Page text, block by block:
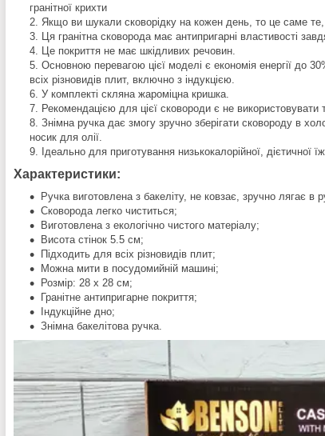
гранітної крихти
Якщо ви шукали сковорідку на кожен день, то це саме
Ця гранітна сковорода має антипригарні властивості
Це покриття не має шкідливих речовин.
Основною перевагою цієї моделі є економія енергії до
всіх різновидів плит, включно з індукцією.
У комплекті скляна жароміцна кришка.
Рекомендацією для цієї сковороди є не
Знімна ручка дає змогу зручно зберігати сковороду в
носик для олії.
Ідеально для приготування низькокалорійної, дієтичної
Характеристики:
Ручка виготовлена з бакеліту, не ковзає, зручно лягає в
Сковорода легко чиститься;
Виготовлена з екологічно чистого матеріалу;
Висота стінок 5.5 см;
Підходить для всіх різновидів плит;
Можна мити в посудомийній машині;
Розмір: 28 х 28 см;
Гранітне антипригарне покриття;
Індукційне дно;
Знімна бакелітова ручка.